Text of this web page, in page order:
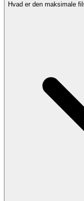
Hvad er den maksimale